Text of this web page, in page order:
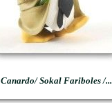
Canardo/ Sokal Fariboles /...